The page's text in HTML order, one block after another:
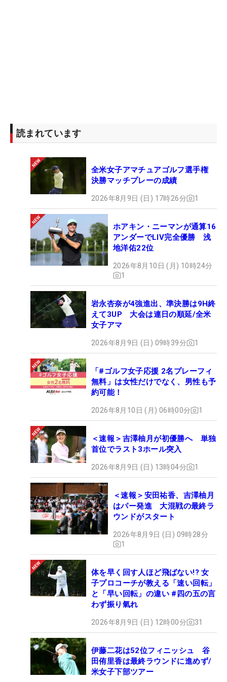
読まれています
全米女子アマチュアゴルフ選手権
決勝マッチプレーの成績
2026年8月9日 (日) 17時26分 1
ホアキン・ニーマンが通算16
アンダーでLIV完全優勝 浅
地洋佑22位
2026年8月10日 (月) 10時24分
1
岩永杏奈が4強進出、準決勝は9H終
えて3UP 大会は連日の順延/全米
女子アマ
2026年8月9日 (日) 09時39分 1
「#ゴルフ女子応援 2名プレーフィ
無料」は女性だけでなく、男性も予
約可能！
2026年8月10日 (月) 06時00分 1
＜速報＞吉澤柚月が初優勝へ 単独
首位でラスト3ホール突入
2026年8月9日 (日) 13時04分 1
＜速報＞安田祐香、吉澤柚月
はパー発進 大混戦の最終ラ
ウンドがスタート
2026年8月9日 (日) 09時28分
1
体を早く回す人ほど飛ばない!? 女
子プロコーチが教える「速い回転」
と「早い回転」の違い #四の五の言
わず振り氣れ
2026年8月9日 (日) 12時00分 31
伊藤二花は52位フィニッシュ 谷
田侑里香は最終ラウンドに進めず/
米女子下部ツアー